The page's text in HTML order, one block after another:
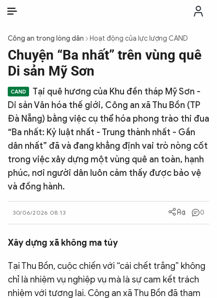
THỜI SỰ
CHỐNG DIỄN BIẾN HÒA BÌNH
CÔNG AN TRONG LÒNG DÂN
PHÁP LUẬT
VĂN HÓA - THỂ THAO
BẠN ĐỌC & CAND
Công an trong lòng dân Hoạt động của lực lượng CAND
Chuyện “Ba nhất” trên vùng quê
Di sản Mỹ Sơn
Tại quê hương của Khu đền tháp Mỹ Sơn -
Di sản Văn hóa thế giới, Công an xã Thu Bồn (TP
Đà Nẵng) bằng việc cụ thể hóa phong trào thi đua
“Ba nhất: Kỷ luật nhất - Trung thành nhất - Gần
dân nhất” đã và đang khẳng định vai trò nòng cốt
trong việc xây dựng một vùng quê an toàn, hạnh
phúc, nơi người dân luôn cảm thấy được bảo vệ
và đồng hành.
30/06/2026 08:13 0
Xây dựng xã không ma túy
Tại Thu Bồn, cuộc chiến với “cái chết trắng” không
chỉ là nhiệm vụ nghiệp vụ mà là sự cam kết trách
nhiệm với tương lai. Công an xã Thu Bồn đã tham